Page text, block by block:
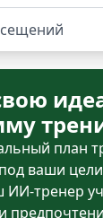
план
ваши
ИИ-тренер